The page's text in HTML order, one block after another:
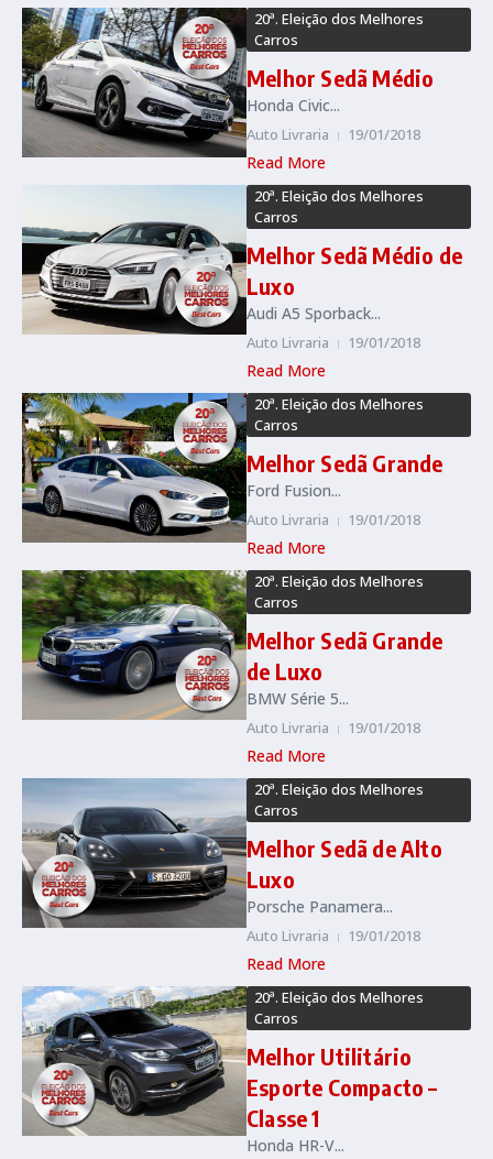
20ª. Eleição dos Melhores
Carros
Melhor Sedã Médio
Honda Civic...
Auto Livraria 19/01/2018
Read More
20ª. Eleição dos Melhores
Carros
Melhor Sedã Médio de
Luxo
Audi A5 Sporback...
Auto Livraria 19/01/2018
Read More
20ª. Eleição dos Melhores
Carros
Melhor Sedã Grande
Ford Fusion...
Auto Livraria 19/01/2018
Read More
20ª. Eleição dos Melhores
Carros
Melhor Sedã Grande
de Luxo
BMW Série 5...
Auto Livraria 19/01/2018
Read More
20ª. Eleição dos Melhores
Carros
Melhor Sedã de Alto
Luxo
Porsche Panamera...
Auto Livraria 19/01/2018
Read More
20ª. Eleição dos Melhores
Carros
Melhor Utilitário
Esporte Compacto –
Classe 1
Honda HR-V...